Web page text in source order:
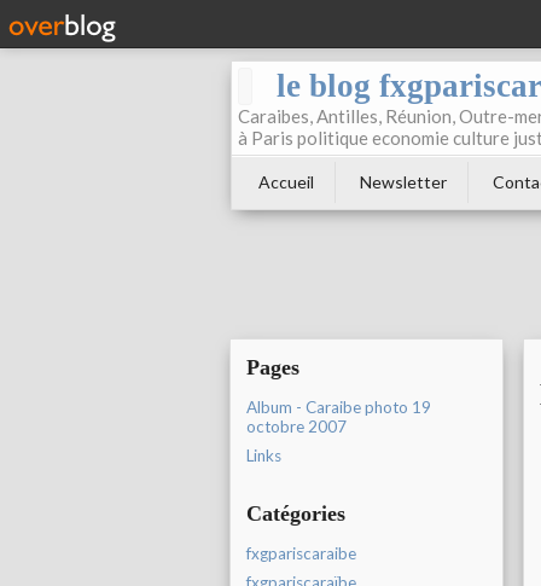
le blog
Caraibes, Antilles, Réunion, Outre-
à Paris politique economie culture
Accueil Newsletter
Pages
Album - Caraibe photo 19
octobre 2007
Links
Catégories
fxgpariscaraibe